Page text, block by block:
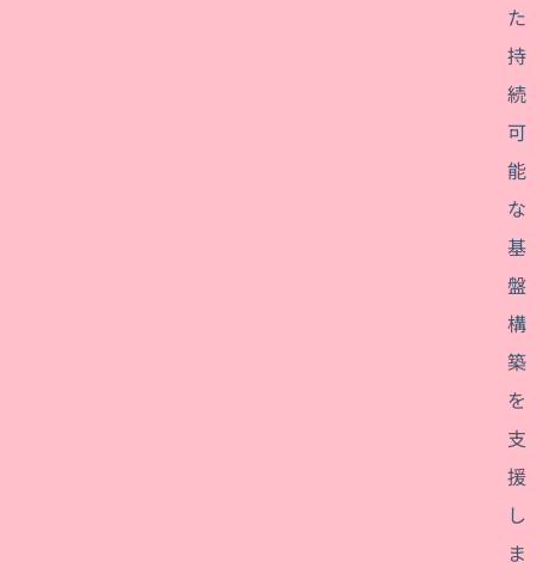
た
持
続
可
能
な
基
盤
構
築
を
支
援
し
ま